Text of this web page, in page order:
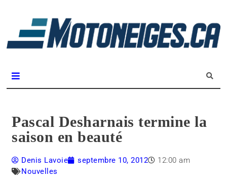
Pascal Desharnais termine la
saison en beauté
Denis Lavoie septembre 10, 2012
12:00 am
Nouvelles